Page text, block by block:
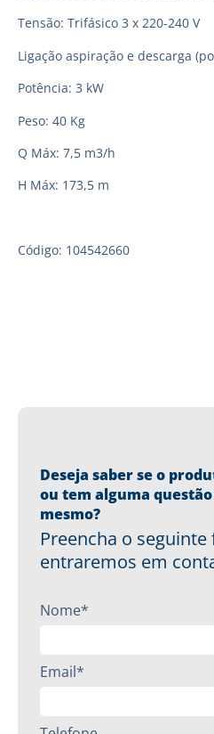
Tensão: Trifásico 3 x 220-240 V
Ligação aspiração e descarga
Potência: 3 kW
Peso: 40 Kg
Q Máx: 7,5 m3/h
H Máx: 173,5 m
Código: 104542660
Deseja saber se o
ou tem alguma
mesmo?
Preencha o
entraremos em
Nome*
Email*